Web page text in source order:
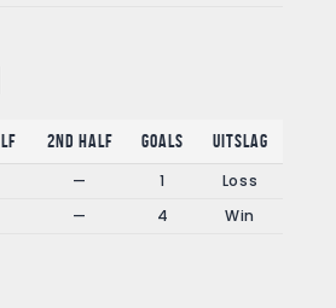
2nd Half Goals
Uitslag
— 1
Loss
— 4 Win